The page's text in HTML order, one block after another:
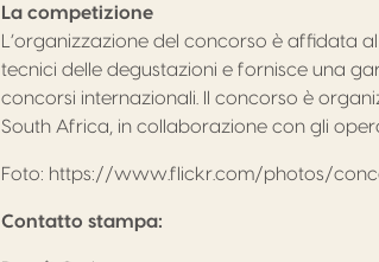
La competizione
L’organizzazione del concorso è affidata
tecnici delle degustazioni e fornisce una
concorsi internazionali. Il concorso è
South Africa, in collaborazione con gli
Foto: https://www.flickr.com/photos/
Contatto stampa: